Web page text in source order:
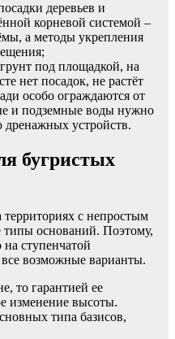
деревьев и
корневой системой –
а методы укрепления
под площадкой, на
нет посадок, не растёт
особо ограждаются от
и подземные воды нужно
устройств.
бугристых
с непростым
оснований. Поэтому,
ступенчатой
все возможные варианты.
то гарантией ее
изменение высоты.
типа базисов,